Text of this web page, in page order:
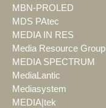
MBN-PROLED
MDS PAtec
MEDIA IN RES
Media Resource Group
MEDIA SPECTRUM
MediaLantic
Mediasystem
MEDIA|tek